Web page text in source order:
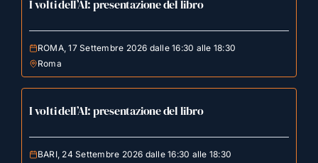
I volti dell’AI: presentazione del libro
ROMA, 17 Settembre 2026 dalle 16:30 alle 18:30
Roma
I volti dell’AI: presentazione del libro
BARI, 24 Settembre 2026 dalle 16:30 alle 18:30